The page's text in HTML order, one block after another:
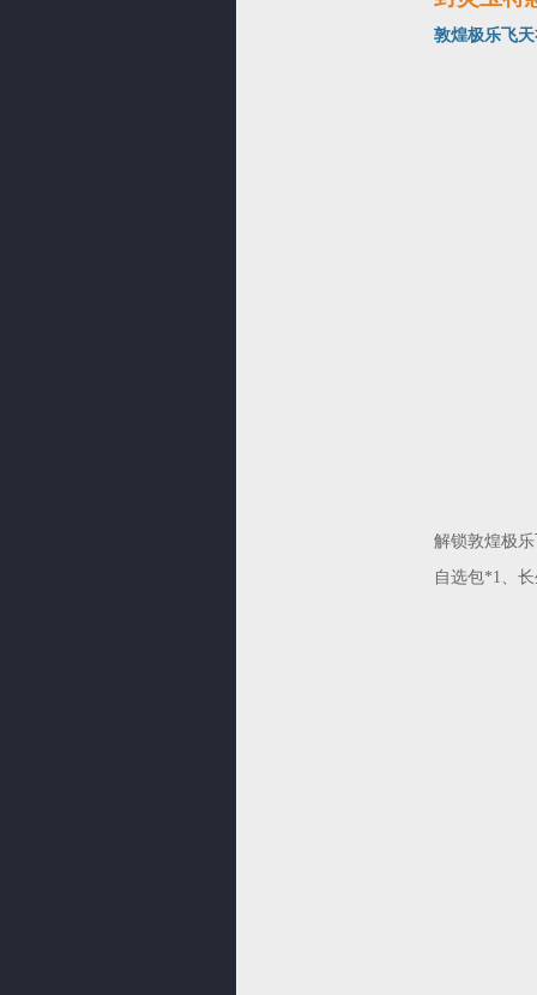
敦煌极乐飞
解锁敦煌极
自选包*1、